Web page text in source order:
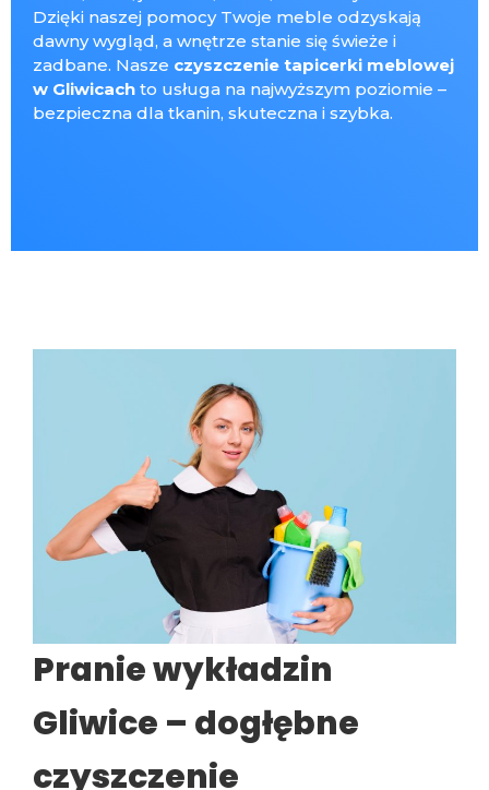
Dzięki naszej pomocy Twoje meble odzyskają
dawny wygląd, a wnętrze stanie się świeże i
zadbane. Nasze czyszczenie tapicerki meblowej
w Gliwicach to usługa na najwyższym poziomie –
bezpieczna dla tkanin, skuteczna i szybka.
Pranie wykładzin
Gliwice – dogłębne
czyszczenie